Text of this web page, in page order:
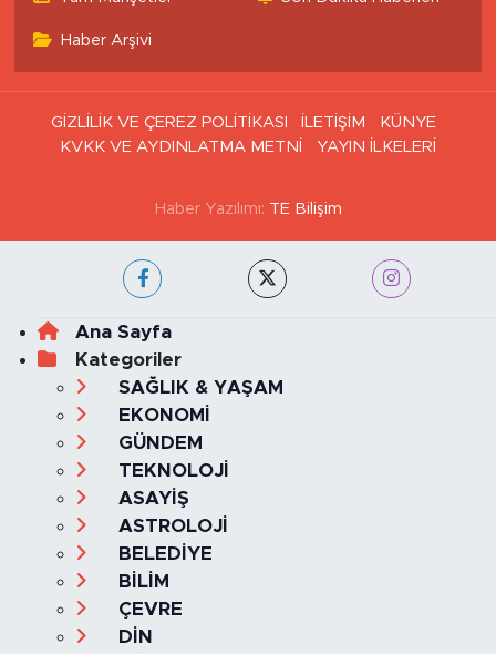
Haber Arşivi
GİZLİLİK VE ÇEREZ POLİTİKASI İLETİŞİM
KÜNYE
KVKK VE AYDINLATMA METNİ
YAYIN İLKELERİ
Haber Yazılımı: TE Bilişim
Ana Sayfa
Kategoriler
SAĞLIK & YAŞAM
EKONOMİ
GÜNDEM
TEKNOLOJİ
ASAYİŞ
ASTROLOJİ
BELEDİYE
BİLİM
ÇEVRE
DİN